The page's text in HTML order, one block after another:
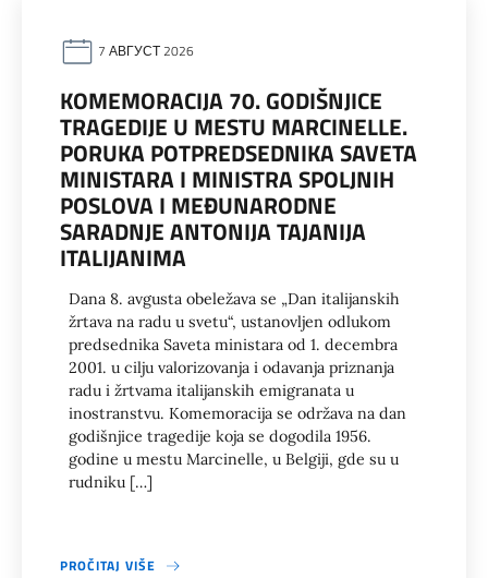
7 АВГУСТ 2026
KOMEMORACIJA 70. GODIŠNJICE
TRAGEDIJE U MESTU MARCINELLE.
PORUKA POTPREDSEDNIKA SAVETA
MINISTARA I MINISTRA SPOLJNIH
POSLOVA I MEĐUNARODNE
SARADNJE ANTONIJA TAJANIJA
ITALIJANIMA
Dana 8. avgusta obeležava se „Dan italijanskih
žrtava na radu u svetu“, ustanovljen odlukom
predsednika Saveta ministara od 1. decembra
2001. u cilju valorizovanja i odavanja priznanja
radu i žrtvama italijanskih emigranata u
inostranstvu. Komemoracija se održava na dan
godišnjice tragedije koja se dogodila 1956.
godine u mestu Marcinelle, u Belgiji, gde su u
rudniku […]
PROČITAJ VIŠE